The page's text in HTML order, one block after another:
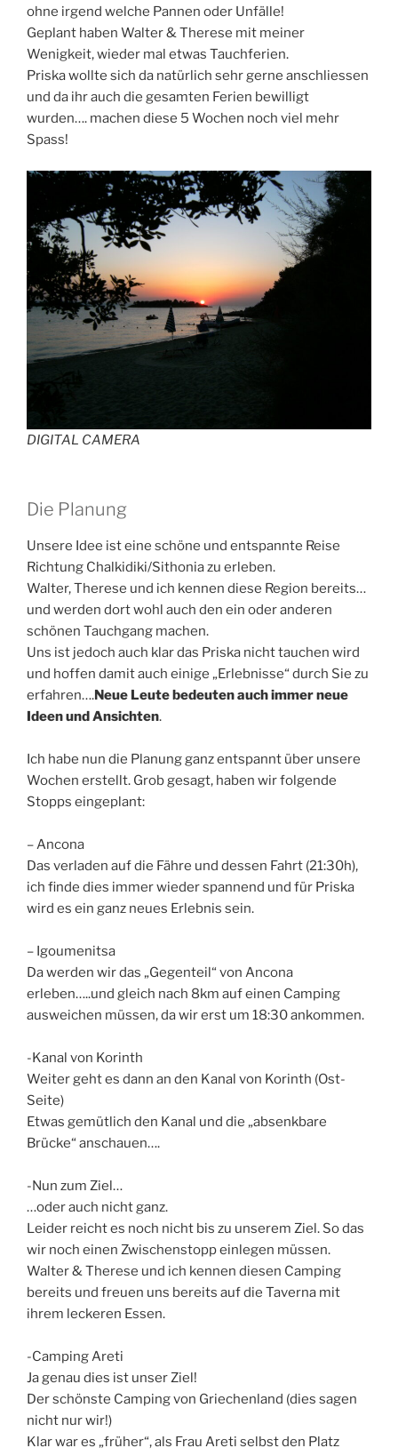
ohne irgend welche Pannen oder Unfälle!
Geplant haben Walter & Therese mit meiner
Wenigkeit, wieder mal etwas Tauchferien.
Priska wollte sich da natürlich sehr gerne anschliessen
und da ihr auch die gesamten Ferien bewilligt
wurden…. machen diese 5 Wochen noch viel mehr
Spass!
DIGITAL CAMERA
Die Planung
Unsere Idee ist eine schöne und entspannte Reise
Richtung Chalkidiki/Sithonia zu erleben.
Walter, Therese und ich kennen diese Region bereits…
und werden dort wohl auch den ein oder anderen
schönen Tauchgang machen.
Uns ist jedoch auch klar das Priska nicht tauchen wird
und hoffen damit auch einige „Erlebnisse“ durch Sie zu
erfahren….Neue Leute bedeuten auch immer neue
Ideen und Ansichten.
Ich habe nun die Planung ganz entspannt über unsere
Wochen erstellt. Grob gesagt, haben wir folgende
Stopps eingeplant:
– Ancona
Das verladen auf die Fähre und dessen Fahrt (21:30h),
ich finde dies immer wieder spannend und für Priska
wird es ein ganz neues Erlebnis sein.
– Igoumenitsa
Da werden wir das „Gegenteil“ von Ancona
erleben…..und gleich nach 8km auf einen Camping
ausweichen müssen, da wir erst um 18:30 ankommen.
-Kanal von Korinth
Weiter geht es dann an den Kanal von Korinth (Ost-
Seite)
Etwas gemütlich den Kanal und die „absenkbare
Brücke“ anschauen….
-Nun zum Ziel…
…oder auch nicht ganz.
Leider reicht es noch nicht bis zu unserem Ziel. So das
wir noch einen Zwischenstopp einlegen müssen.
Walter & Therese und ich kennen diesen Camping
bereits und freuen uns bereits auf die Taverna mit
ihrem leckeren Essen.
-Camping Areti
Ja genau dies ist unser Ziel!
Der schönste Camping von Griechenland (dies sagen
nicht nur wir!)
Klar war es „früher“, als Frau Areti selbst den Platz